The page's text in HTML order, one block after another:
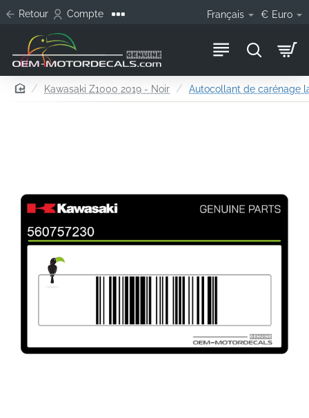
Retour Compte Français € Euro
homeKawasaki Z1000 2019 - Noir Autocollant de carénage